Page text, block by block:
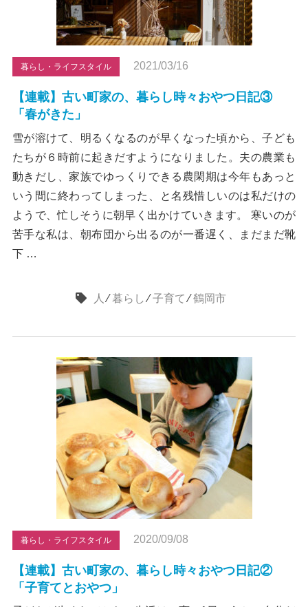
暮らし・ライフスタイル 2021/03/16
【連載】古い町家の、暮らし時々おやつ日記③
「春がきた」
雪が溶けて、明るくなるのが早くなった頃から、子ども
たちが６時前に起きだすようになりました。夫の農業も
動きだし、家族でゆっくりできる農閑期は今年もあっと
いう間に終わってしまった、と名残惜しいのは私だけの
ようで、忙しそうに朝早く出かけていきます。 寒いのが
苦手な私は、朝布団から出るのが一番遅く、まだまだ靴
下 …
人 ⁄暮らし⁄子育て⁄鶴岡市
暮らし・ライフスタイル 2020/09/08
【連載】古い町家の、暮らし時々おやつ日記②
「子育てとおやつ」